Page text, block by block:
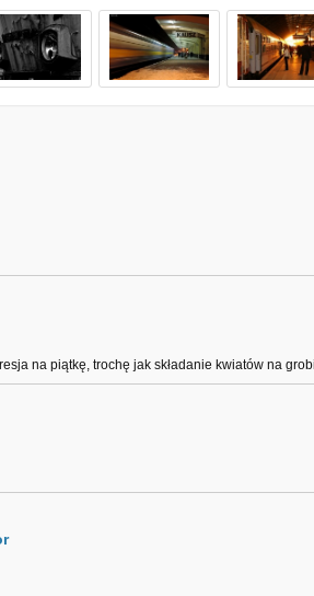
na piątkę, trochę jak składanie kwiatów na